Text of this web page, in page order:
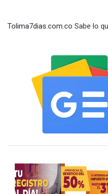
Tolima7dias.com.co Sabe lo